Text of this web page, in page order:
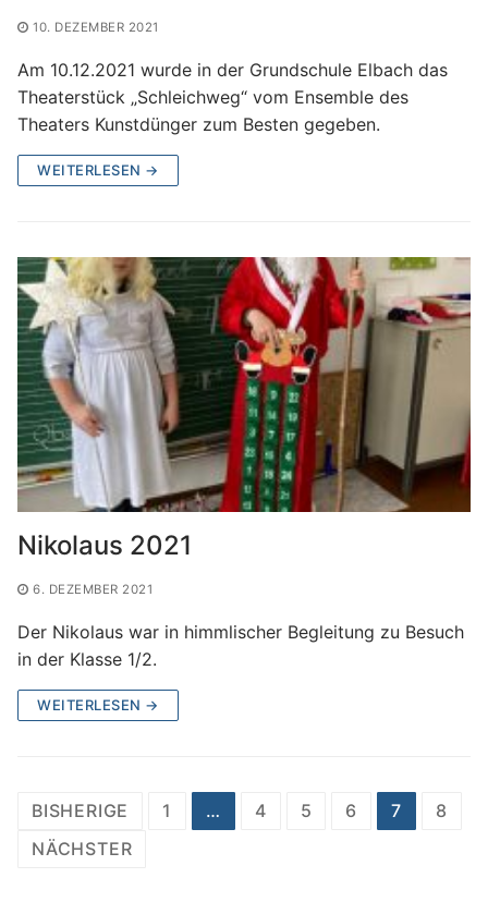
10. DEZEMBER 2021
Am 10.12.2021 wurde in der Grundschule Elbach das
Theaterstück „Schleichweg“ vom Ensemble des
Theaters Kunstdünger zum Besten gegeben.
WEITERLESEN →
Nikolaus 2021
6. DEZEMBER 2021
Der Nikolaus war in himmlischer Begleitung zu Besuch
in der Klasse 1/2.
WEITERLESEN →
Seitennummerierung
der
BISHERIGE 1 … 4 5 6 7
8
NÄCHSTER